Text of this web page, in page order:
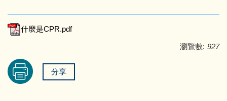
什麼是CPR.pdf
瀏覽數: 927
分享